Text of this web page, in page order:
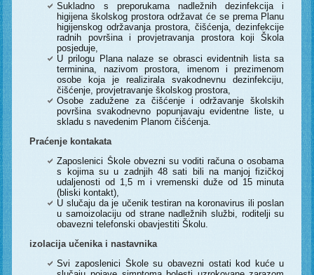
Sukladno s preporukama nadležnih dezinfekcija i
higijena školskog prostora održavat će se prema Planu
higijenskog održavanja prostora, čišćenja, dezinfekcije
radnih površina i provjetravanja prostora koji Škola
posjeduje,
U prilogu Plana nalaze se obrasci evidentnih lista sa
terminina, nazivom prostora, imenom i prezimenom
osobe koja je realizirala svakodnevnu dezinfekciju,
čišćenje, provjetravanje školskog prostora,
Osobe zadužene za čišćenje i održavanje školskih
površina svakodnevno popunjavaju evidentne liste, u
skladu s navedenim Planom čišćenja.
Praćenje kontakata
Zaposlenici Škole obvezni su voditi računa o osobama
s kojima su u zadnjih 48 sati bili na manjoj fizičkoj
udaljenosti od 1,5 m i vremenski duže od 15 minuta
(bliski kontakt),
U slučaju da je učenik testiran na koronavirus ili poslan
u samoizolaciju od strane nadležnih službi, roditelji su
obavezni telefonski obavjestiti Školu.
izolacija učenika i nastavnika
Svi zaposlenici Škole su obavezni ostati kod kuće u